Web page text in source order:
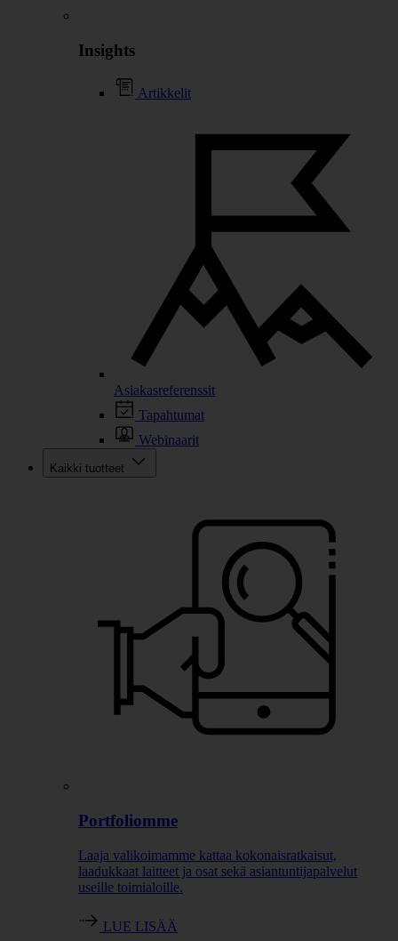
Insights
Artikkelit
Asiakasreferenssit
Tapahtumat
Webinaarit
Kaikki tuotteet
Portfoliomme
Laaja valikoimamme kattaa kokonaisratkaisut,
laadukkaat laitteet ja osat sekä asiantuntijapalvelut
useille toimialoille.
LUE LISÄÄ